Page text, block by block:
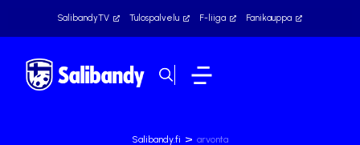
SalibandyTV Tulospalvelu F-liiga Fanikauppa
Salibandy.fi > arvonta